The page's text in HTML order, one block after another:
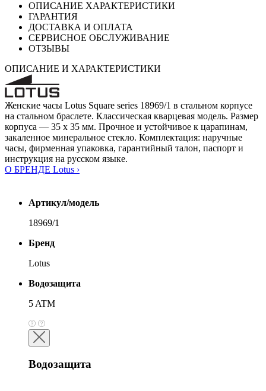
ОПИСАНИЕ ХАРАКТЕРИСТИКИ
ГАРАНТИЯ
ДОСТАВКА И ОПЛАТА
СЕРВИСНОЕ ОБСЛУЖИВАНИЕ
ОТЗЫВЫ
ОПИСАНИЕ И ХАРАКТЕРИСТИКИ
Женские часы Lotus Square series 18969/1 в стальном корпусе
на стальном браслете. Классическая кварцевая модель. Размер
корпуса — 35 х 35 мм. Прочное и устойчивое к царапинам,
закаленное минеральное стекло. Комплектация: наручные
часы, фирменная упаковка, гарантийный талон, паспорт и
инструкция на русском языке.
О БРЕНДЕ Lotus ›
Артикул/модель
18969/1
Бренд
Lotus
Водозащита
5 ATM
Водозащита